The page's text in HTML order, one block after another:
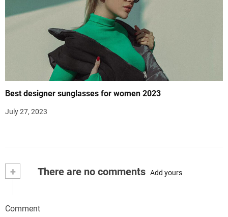
Best designer sunglasses for women 2023
July 27, 2023
+ There are no comments Add yours
Comment